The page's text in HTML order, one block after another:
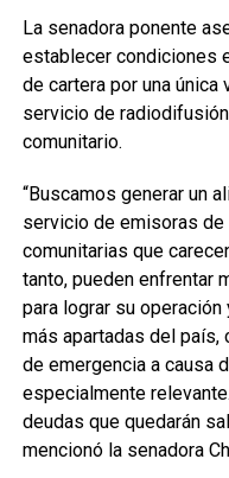
La senadora ponente
establecer condiciones
de cartera por una
servicio de
comunitario.
“Buscamos generar un
servicio de emisoras
comunitarias que
tanto, pueden enfrentar
para lograr su
más apartadas del país,
de emergencia a causa
especialmente
deudas que quedarán
mencionó la senadora